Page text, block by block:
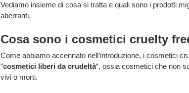
Vediamo insieme di cosa si tratta e quali sono i prodotti
aberranti.
Cosa sono i cosmetici cruelty
Come abbiamo accennato nell’introduzione, i cosmetici
“cosmetici liberi da crudeltà“, ossia cosmetici che non
vivi o morti.